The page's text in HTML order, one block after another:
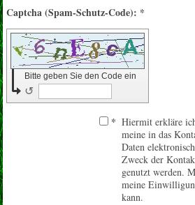
Captcha (Spam-Schutz-Code): *
Bitte geben Sie den Code ein
↺
* Hiermit erkläre
meine in das
Daten
Zweck der
genutzt werden.
meine
kann.